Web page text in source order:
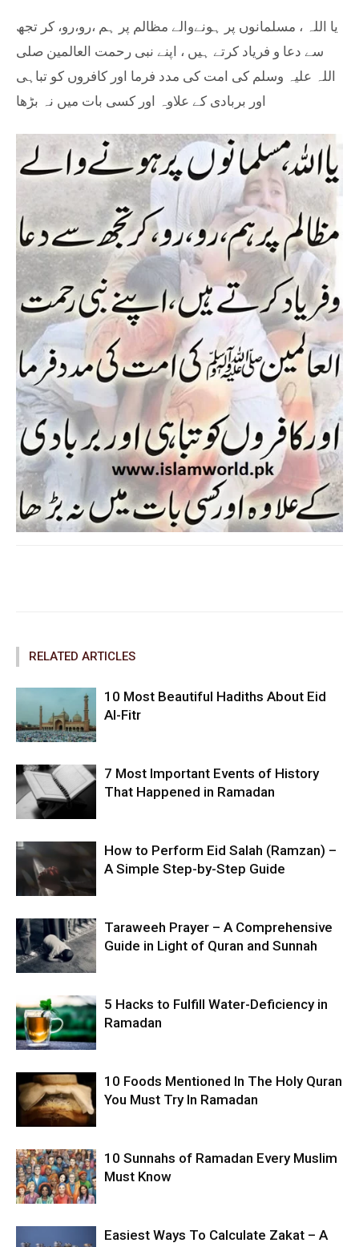
یا اللہ ، مسلمانوں پر ہونےوالے مظالم پر ہم ،رو،رو، کر تجھ
سے دعا و فریاد کرتے ہیں ، اپنے نبی رحمت العالمین صلی
اللہ علیہ وسلم کی امت کی مدد فرما اور کافروں کو تباہی
اور بربادی کے علاوہ اور کسی بات میں نہ بڑھا
RELATED ARTICLES
10 Most Beautiful Hadiths About Eid
Al-Fitr
7 Most Important Events of History
That Happened in Ramadan
How to Perform Eid Salah (Ramzan) –
A Simple Step-by-Step Guide
Taraweeh Prayer – A Comprehensive
Guide in Light of Quran and Sunnah
5 Hacks to Fulfill Water-Deficiency in
Ramadan
10 Foods Mentioned In The Holy Quran
You Must Try In Ramadan
10 Sunnahs of Ramadan Every Muslim
Must Know
Easiest Ways To Calculate Zakat – A